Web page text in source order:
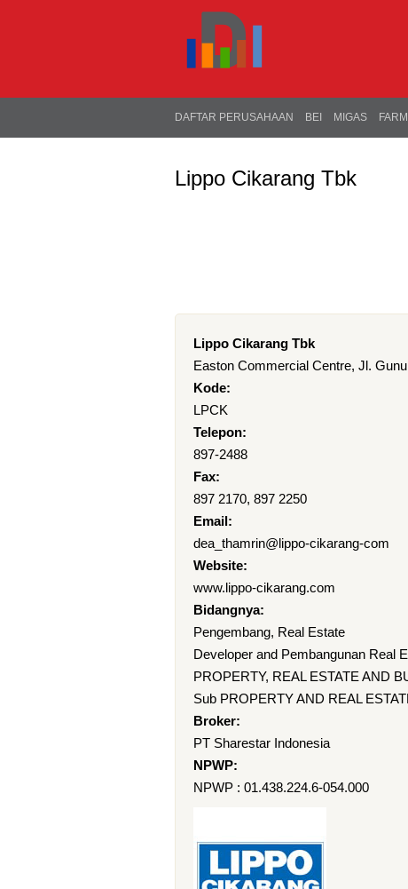
DAFTAR PERUSAHAAN BEI MIGAS
Lippo Cikarang Tbk
Lippo Cikarang Tbk
Easton Commercial Centre, Jl.
Kode:
LPCK
Telepon:
897-2488
Fax:
897 2170, 897 2250
Email:
dea_thamrin@lippo-cikarang-com
Website:
www.lippo-cikarang.com
Bidangnya:
Pengembang, Real Estate
Developer and Pembangunan Real
PROPERTY, REAL ESTATE AND
Sub PROPERTY AND REAL
Broker:
PT Sharestar Indonesia
NPWP:
NPWP : 01.438.224.6-054.000